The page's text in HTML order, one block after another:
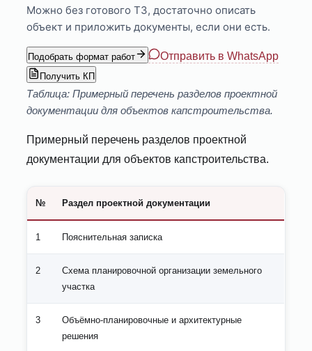
Можно без готового ТЗ, достаточно описать
объект и приложить документы, если они есть.
Подобрать формат работ Отправить в WhatsApp
Получить КП
Таблица: Примерный перечень разделов проектной
документации для объектов капстроительства.
Примерный перечень разделов проектной
документации для объектов капстроительства.
№ Раздел проектной документации
1 Пояснительная записка
2
Схема планировочной организации земельного
участка
3
Объёмно-планировочные и архитектурные
решения